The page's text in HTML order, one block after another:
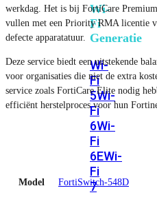
Wi-
Fi
Generatie
Wi-
Fi
5Wi-
Fi
6Wi-
Fi
6EWi-
Fi
7
werkdag. Het is bij FortiCare
vullen met een Priority RMA licentie
defecte apparatatuur.
Deze service biedt een uitstekende
voor organisaties die niet de extra
service zoals FortiCare Elite nodig
efficiënt herstelproces voor hun
Model FortiSwitch-548D